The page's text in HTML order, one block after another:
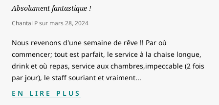
Absolument fantastique !
Chantal Psur mars 28, 2024
Nous revenons d'une semaine de rêve !! Par où
commencer; tout est parfait, le service à la chaise longue,
drink et où repas, service aux chambres,impeccable (2 fois
par jour), le staff souriant et vraiment...
EN LIRE PLUS